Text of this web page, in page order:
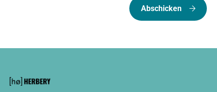
Abschicken